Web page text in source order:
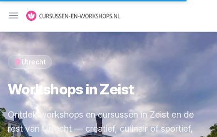
Menu openen
Utrecht
Workshops in Zeist
Ontdek workshops en cursussen in Zeist en de
rest van Utrecht — creatief, culinair of sportief,